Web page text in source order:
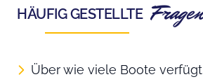
HÄUFIG GESTELLTE
Über wie viele Boote